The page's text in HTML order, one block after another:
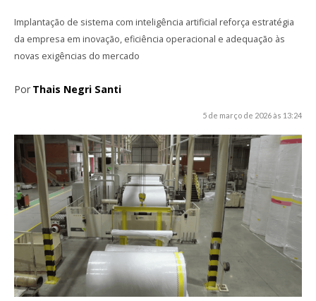
Implantação de sistema com inteligência artificial reforça estratégia
da empresa em inovação, eficiência operacional e adequação às
novas exigências do mercado
Por Thais Negri Santi
5 de março de 2026 às 13:24